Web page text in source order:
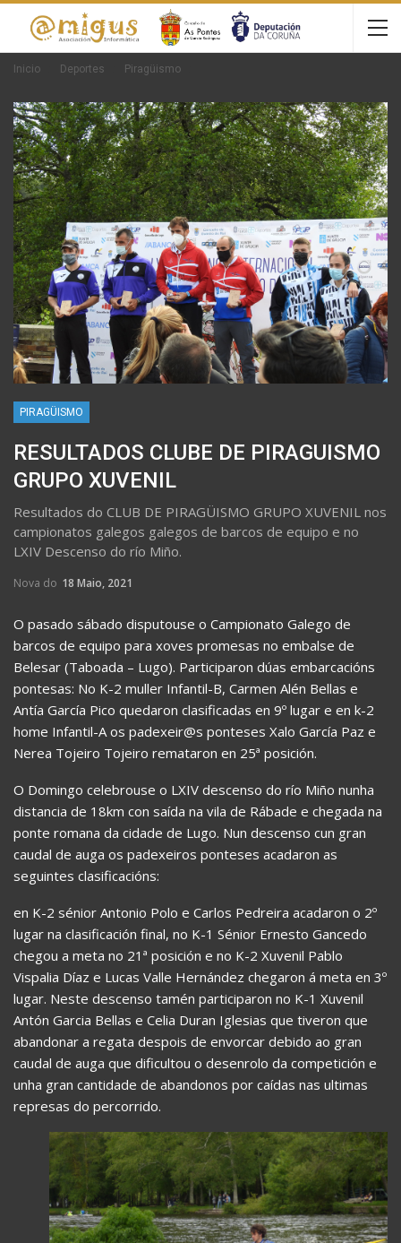
Inicio Deportes Piragüismo
PIRAGÜISMO
RESULTADOS CLUBE DE PIRAGUISMO
GRUPO XUVENIL
Resultados do CLUB DE PIRAGÜISMO GRUPO XUVENIL nos
campionatos galegos galegos de barcos de equipo e no
LXIV Descenso do río Miño.
Nova do 18 Maio, 2021
O pasado sábado disputouse o Campionato Galego de
barcos de equipo para xoves promesas no embalse de
Belesar (Taboada – Lugo). Participaron dúas embarcacións
pontesas: No K-2 muller Infantil-B, Carmen Alén Bellas e
Antía García Pico quedaron clasificadas en 9º lugar e en k-2
home Infantil-A os padexeir@s ponteses Xalo García Paz e
Nerea Tojeiro Tojeiro remataron en 25ª posición.
O Domingo celebrouse o LXIV descenso do río Miño nunha
distancia de 18km con saída na vila de Rábade e chegada na
ponte romana da cidade de Lugo. Nun descenso cun gran
caudal de auga os padexeiros ponteses acadaron as
seguintes clasificacións:
en K-2 sénior Antonio Polo e Carlos Pedreira acadaron o 2º
lugar na clasificación final, no K-1 Sénior Ernesto Gancedo
chegou a meta no 21ª posición e no K-2 Xuvenil Pablo
Vispalia Díaz e Lucas Valle Hernández chegaron á meta en 3º
lugar. Neste descenso tamén participaron no K-1 Xuvenil
Antón Garcia Bellas e Celia Duran Iglesias que tiveron que
abandonar a regata despois de envorcar debido ao gran
caudal de auga que dificultou o desenrolo da competición e
unha gran cantidade de abandonos por caídas nas ultimas
represas do percorrido.